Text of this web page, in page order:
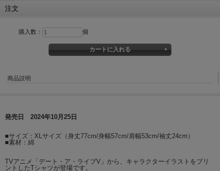
注文
購入数： 個
商品説明
発売日 2024年10月25日
■サイズ：XLサイズ（身丈77cm/身幅57cm/肩幅53cm/袖丈24cm）
■素材：綿
TVアニメ「デート・ア・ライブV」から、キャラクターイラストをプリ
ントしたTシャツが登場です。